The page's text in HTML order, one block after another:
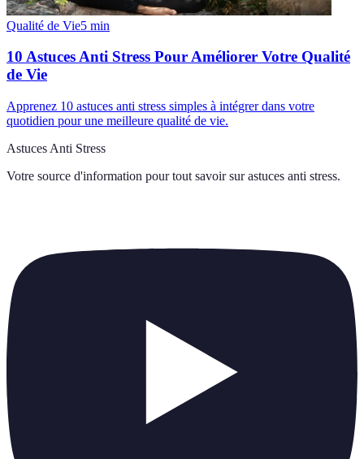
Qualité de Vie5 min
10 Astuces Anti Stress Pour Améliorer Votre Qualité
de Vie
Apprenez 10 astuces anti stress simples à intégrer dans votre
quotidien pour une meilleure qualité de vie.
Astuces Anti Stress
Votre source d'information pour tout savoir sur astuces anti stress.